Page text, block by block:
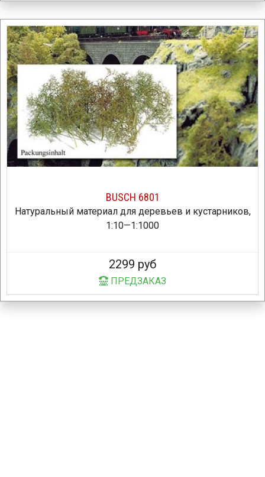
BUSCH 6801
Натуральный материал для деревьев и кустарников,
1:10—1:1000
2299 руб
ПРЕДЗАКАЗ